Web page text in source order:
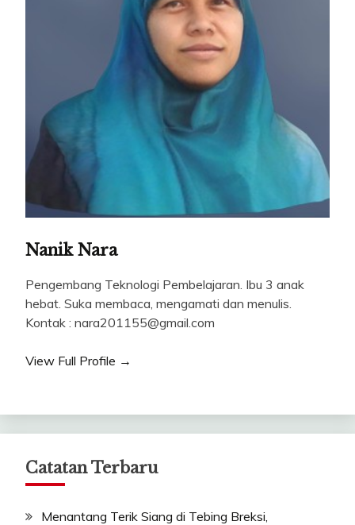
Nanik Nara
Pengembang Teknologi Pembelajaran. Ibu 3 anak
hebat. Suka membaca, mengamati dan menulis.
Kontak : nara201155@gmail.com
View Full Profile →
Catatan Terbaru
Menantang Terik Siang di Tebing Breksi,